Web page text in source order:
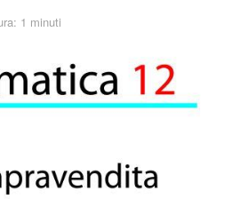
1 minuti